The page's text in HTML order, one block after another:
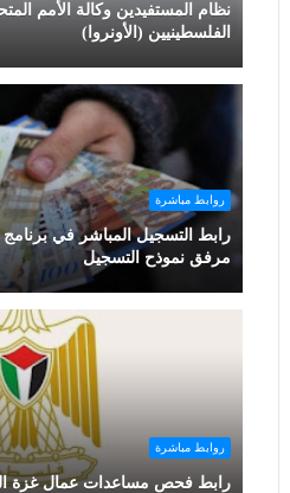
نظام المستفيدين وكالة الأمم
الفلسطينيين (الأونروا)
روابط مباشرة
رابط التسجيل المباشر في برنامج
مرفق نموذح التسجيل
روابط مباشرة
رابط فحص مساعدات عمال غزة